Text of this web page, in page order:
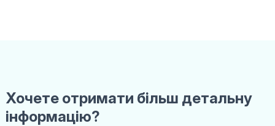
Хочете отримати більш детальну
інформацію?